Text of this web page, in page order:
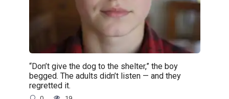
“Don’t give the dog to the shelter,” the boy
begged. The adults didn’t listen — and they
regretted it.